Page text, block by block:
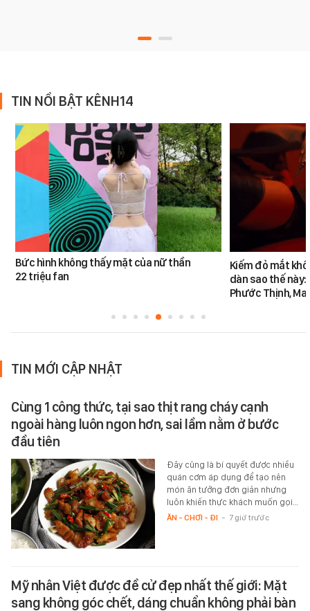
TIN NỔI BẬT KÊNH14
Bức hình không thấy mặt của nữ thần
22 triệu fan
Kiếm đỏ mắt
dàn sao thế này:
Phước Thịnh,
TIN MỚI CẬP NHẬT
Cùng 1 công thức, tại sao thịt rang cháy cạnh
ngoài hàng luôn ngon hơn, sai lầm nằm ở bước
đầu tiên
Đây cũng là bí quyết được nhiều
quán cơm áp dụng để tạo nên
món ăn tưởng đơn giản nhưng
luôn khiến thực khách muốn gọi…
ĂN - CHƠI - ĐI - 7 giờ trước
Mỹ nhân Việt được đề cử đẹp nhất thế giới: Mặt
sang không góc chết, dáng chuẩn không phải bàn